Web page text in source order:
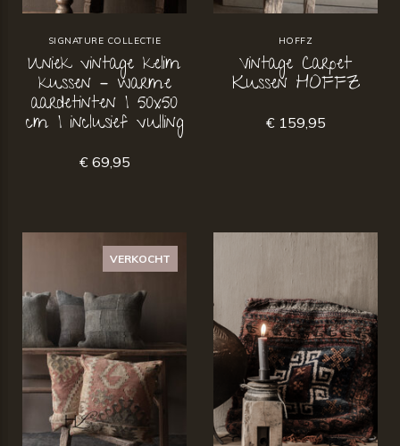
SIGNATURE COLLECTIE
Uniek vintage kelim
kussen – warme
aardetinten | 50x50
cm | inclusief vulling
€ 69,95
HOFFZ
Vintage Carpet
Kussen HOFFZ
€ 159,95
VERKOCHT